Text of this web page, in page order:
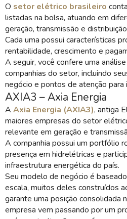
O setor elétrico brasileiro
listadas na bolsa, atuando em
geração, transmissão e
Cada uma possui características
rentabilidade, crescimento e
A seguir, você confere uma
companhias do setor, incluindo
negócio e pontos de atenção para
AXIA3 – Axia Energia
A Axia Energia (AXIA3), antiga
maiores empresas do setor
relevante em geração e
A companhia possui um portfólio
presença em hidrelétricas e
infraestrutura energética do país.
Seu modelo de negócio é
escala, muitos deles construídos
garante uma posição consolidada
empresa vem passando por um